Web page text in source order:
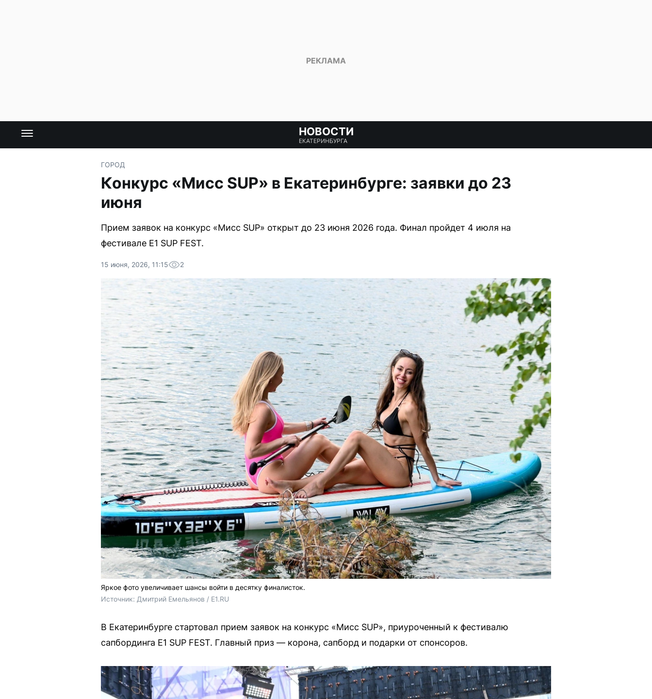
НОВОСТИ
ЕКАТЕРИНБУРГА
ГОРОД
Конкурс «Мисс SUP» в Екатеринбурге: заявки до 23
июня
Прием заявок на конкурс «Мисс SUP» открыт до 23 июня 2026 года. Финал пройдет 4 июля на
фестивале E1 SUP FEST.
15 июня, 2026, 11:15 2
Яркое фото увеличивает шансы войти в десятку финалисток.
Источник: Дмитрий Емельянов / E1.RU
В Екатеринбурге стартовал прием заявок на конкурс «Мисс SUP», приуроченный к фестивалю
сапбординга E1 SUP FEST. Главный приз — корона, сапборд и подарки от спонсоров.